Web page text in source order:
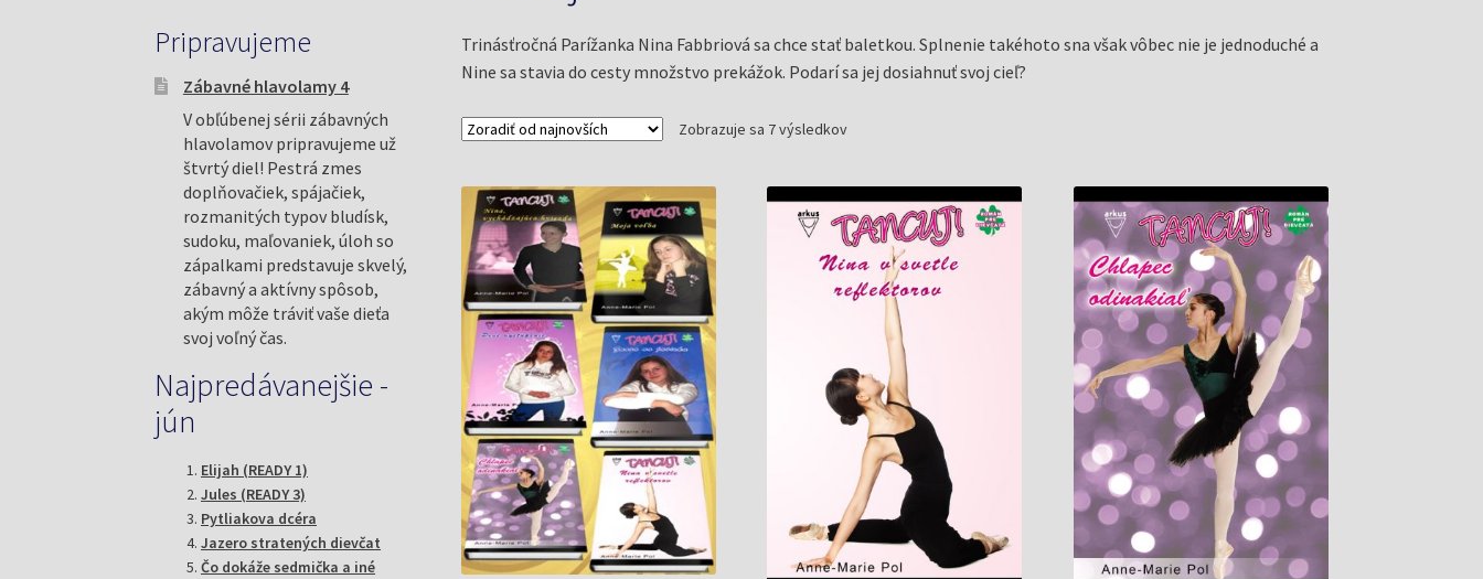
Trinásťročná Parížanka Nina Fabbriová sa chce stať baletkou. Splnenie takéhoto sna však vôbec nie je jednoduché a
Nine sa stavia do cesty množstvo prekážok. Podarí sa jej dosiahnuť svoj cieľ?
Zobrazuje sa 7 výsledkovZoradené
Pripravujeme
Zábavné hlavolamy 4
V obľúbenej sérii zábavných
hlavolamov pripravujeme už
štvrtý diel! Pestrá zmes
doplňovačiek, spájačiek,
rozmanitých typov bludísk,
sudoku, maľovaniek, úloh so
zápalkami predstavuje skvelý,
zábavný a aktívny spôsob,
akým môže tráviť vaše dieťa
svoj voľný čas.
Najpredávanejšie -
jún
Elijah (READY 1)
Jules (READY 3)
Pytliakova dcéra
Jazero stratených dievčat
Čo dokáže sedmička a iné